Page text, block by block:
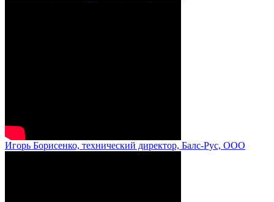
Игорь Борисенко, технический директор, Балс-Рус, ООО